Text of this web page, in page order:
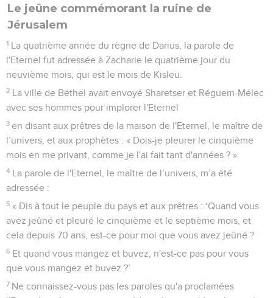
Le jeûne commémorant la ruine de
Jérusalem
1 La quatrième année du règne de Darius, la parole de
l'Eternel fut adressée à Zacharie le quatrième jour du
neuvième mois, qui est le mois de Kisleu.
2 La ville de Béthel avait envoyé Sharetser et Réguem-Mélec
avec ses hommes pour implorer l'Eternel
3 en disant aux prêtres de la maison de l'Eternel, le maître de
l’univers, et aux prophètes : « Dois-je pleurer le cinquième
mois en me privant, comme je l'ai fait tant d'années ? »
4 La parole de l'Eternel, le maître de l’univers, m’a été
adressée :
5 « Dis à tout le peuple du pays et aux prêtres : ‘Quand vous
avez jeûné et pleuré le cinquième et le septième mois, et
cela depuis 70 ans, est-ce pour moi que vous avez jeûné ?
6 Et quand vous mangez et buvez, n'est-ce pas pour vous
que vous mangez et buvez ?’
7 Ne connaissez-vous pas les paroles qu'a proclamées